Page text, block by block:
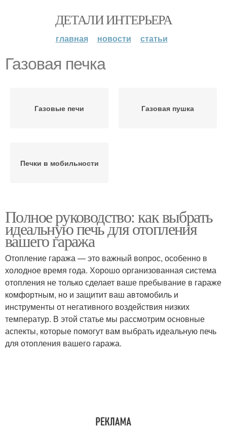
ДЕТАЛИ ИНТЕРЬЕРА
главная новости статьи
Газовая печка
Газовые печи Газовая пушка
Печки в мобильности
Полное руководство: как выбрать
идеальную печь для отопления
вашего гаража
Отопление гаража — это важный вопрос, особенно в
холодное время года. Хорошо организованная система
отопления не только сделает ваше пребывание в гараже
комфортным, но и защитит ваш автомобиль и
инструменты от негативного воздействия низких
температур. В этой статье мы рассмотрим основные
аспекты, которые помогут вам выбрать идеальную печь
для отопления вашего гаража.